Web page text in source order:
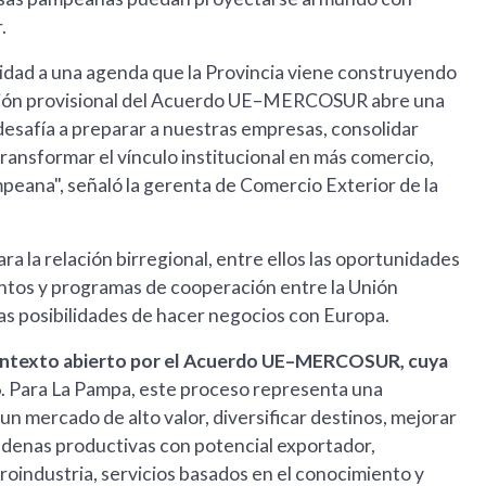
a una agenda que la Provincia viene construyendo
provisional del Acuerdo UE–MERCOSUR abre una
a preparar a nuestras empresas, consolidar
el vínculo institucional en más comercio,
señaló la gerenta de Comercio Exterior de la
la relación birregional, entre ellos las oportunidades
y programas de cooperación entre la Unión
posibilidades de hacer negocios con Europa.
abierto por el Acuerdo UE–MERCOSUR, cuya
. Para La Pampa, este proceso representa una
mercado de alto valor, diversificar destinos, mejorar
productivas con potencial exportador,
servicios basados en el conocimiento y